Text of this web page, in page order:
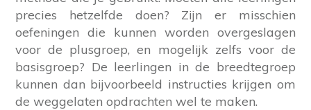
precies hetzelfde doen? Zijn er misschien
oefeningen die kunnen worden overgeslagen
voor de plusgroep, en mogelijk zelfs voor de
basisgroep? De leerlingen in de breedtegroep
kunnen dan bijvoorbeeld instructies krijgen om
de weggelaten opdrachten wel te maken.